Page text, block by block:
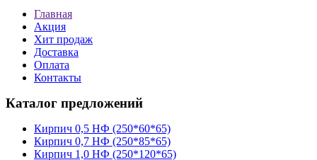
Главная
Акция
Хит продаж
Доставка
Оплата
Контакты
Каталог предложений
Кирпич 0,5 НФ (250*60*65)
Кирпич 0,7 НФ (250*85*65)
Кирпич 1,0 НФ (250*120*65)